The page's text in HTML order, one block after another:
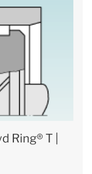
Ring® T |